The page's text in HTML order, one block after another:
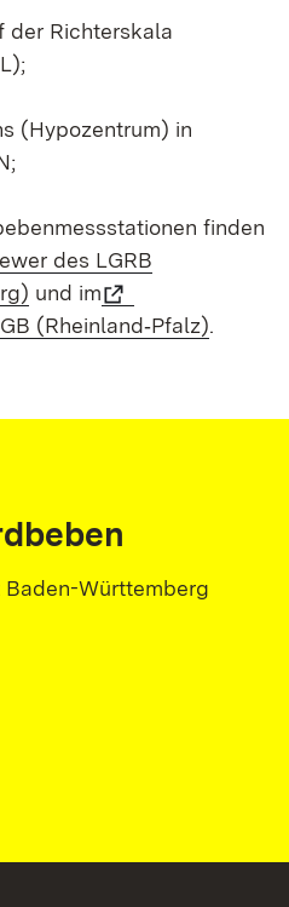
der Richterskala
(Hypozentrum) in
finden
des LGRB
und im
(Rheinland‑Pfalz).
Württemberg